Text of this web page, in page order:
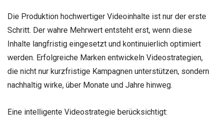
Die Produktion hochwertiger Videoinhalte ist nur der erste
Schritt. Der wahre Mehrwert entsteht erst, wenn diese
Inhalte langfristig eingesetzt und kontinuierlich optimiert
werden. Erfolgreiche Marken entwickeln Videostrategien,
die nicht nur kurzfristige Kampagnen unterstützen, sondern
nachhaltig wirke, über Monate und Jahre hinweg.
Eine intelligente Videostrategie berücksichtigt: